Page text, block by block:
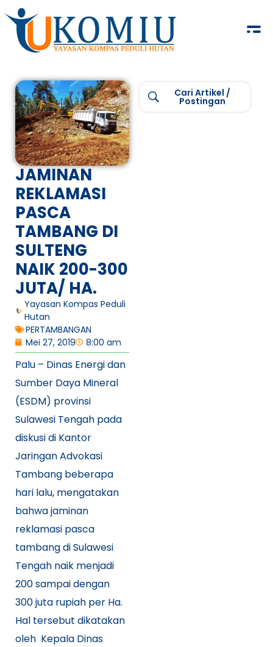
JAMINAN
REKLAMASI
PASCA
TAMBANG DI
SULTENG
NAIK 200-300
JUTA/ HA.
Yayasan Kompas Peduli
Hutan
PERTAMBANGAN
Mei 27, 2019
8:00 am
Palu – Dinas Energi dan
Sumber Daya Mineral
(ESDM) provinsi
Sulawesi Tengah pada
diskusi di Kantor
Jaringan Advokasi
Tambang beberapa
hari lalu, mengatakan
bahwa jaminan
reklamasi pasca
tambang di Sulawesi
Tengah naik menjadi
200 sampai dengan
300 juta rupiah per Ha.
Hal tersebut dikatakan
oleh Kepala Dinas
Cari Artikel /
Postingan